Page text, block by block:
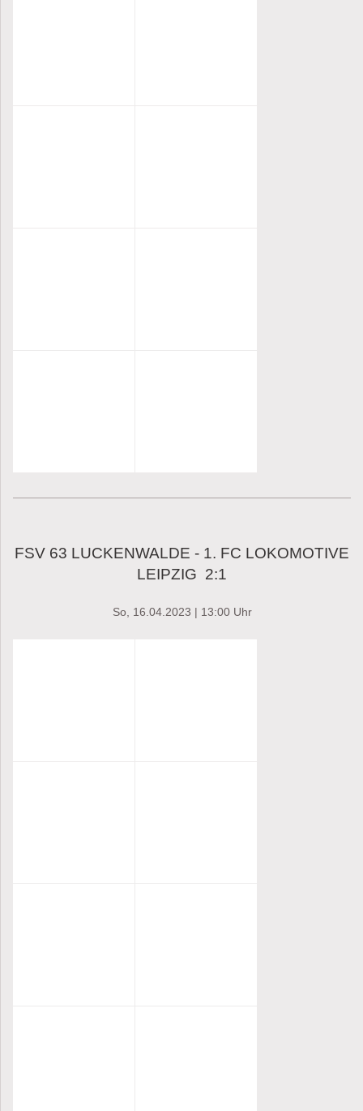
FSV 63 LUCKENWALDE - 1. FC LOKOMOTIVE
LEIPZIG 2:1
So, 16.04.2023 | 13:00 Uhr